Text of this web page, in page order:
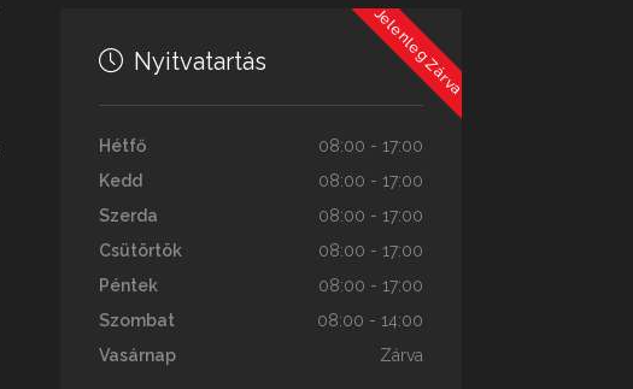
Jelenleg Zárva
Nyitvatartás
Hétfő
08:00 - 17:00
Kedd
08:00 - 17:00
Szerda
08:00 - 17:00
Csütörtök
08:00 - 17:00
Péntek
08:00 - 17:00
Szombat
08:00 - 14:00
Vasárnap
Zárva